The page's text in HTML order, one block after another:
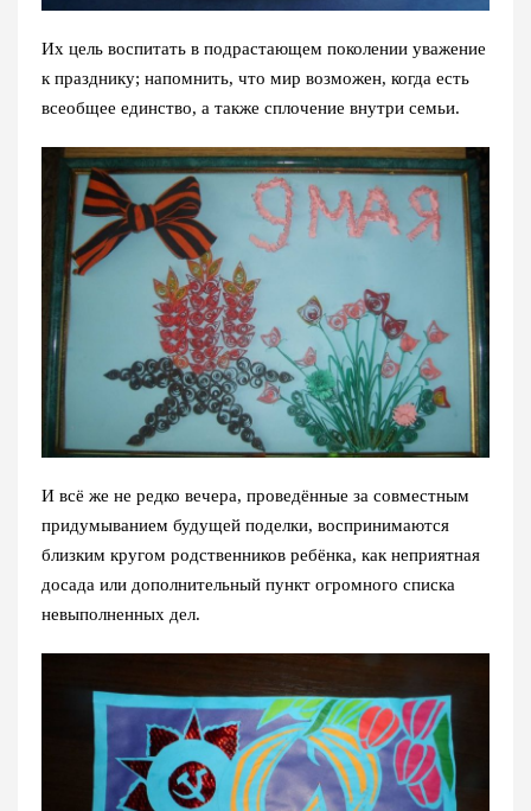
Их цель воспитать в подрастающем поколении уважение
к празднику; напомнить, что мир возможен, когда есть
всеобщее единство, а также сплочение внутри семьи.
И всё же не редко вечера, проведённые за совместным
придумыванием будущей поделки, воспринимаются
близким кругом родственников ребёнка, как неприятная
досада или дополнительный пункт огромного списка
невыполненных дел.